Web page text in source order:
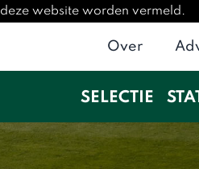
website worden vermeld.
Over
SELECTIE